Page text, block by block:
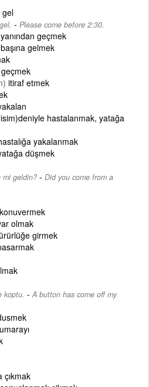
gel
- Please come before 2:30.
yanından geçmek
başına gelmek
itiraf etmek
hastalanmak, yatağa
yakalanmak
düşmek
mi geldin? - Did you come from a
olmak
girmek
koptu. - A button has come off my
çıkmak